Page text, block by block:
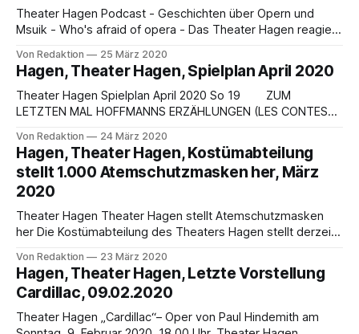
Derzeit
Theater Hagen Podcast - Geschichten über Opern und
Msuik - Who's afraid of opera - Das Theater Hagen reagiert
gehört auch ein Podcast, der jeweils in der Nacht von
Sonntag ins Netz gestellt wird. Die erste Folge erscheint am
Montag, dem
Von Redaktion 25 März 2020
Hagen, Theater Hagen, Spielplan April 2020
Theater Hagen Spielplan April 2020 So 19 ZUM
LETZTEN MAL HOFFMANNS ERZÄHLUNGEN (LES CONTES
(in französischer Sprache mit deutschen Übertexten)
15.00-17.40 Uhr · Großes Haus · 14.30 Uhr Einführung Abo
N und Freiverkauf 15-36 € PREMIERE TRANSFORMMATES
Ein digitales Metamorphosen Adventure
Von Redaktion 24 März 2020
Hagen, Theater Hagen, Kostümabteilung
stellt 1.000 Atemschutzmasken her, März
2020
Theater Hagen Theater Hagen stellt Atemschutzmasken
her Die Kostümabteilung des Theaters Hagen stellt derzeit
her. Der Kontakt ist über den Sohn einer der Schneiderinnen
zustande gekommen, der in der Klinik arbeitet. Die
Mundschutze sind aus Baumwolle, wasch- bzw. kochbar
und damit zum
Von Redaktion 23 März 2020
Hagen, Theater Hagen, Letzte Vorstellung
Cardillac, 09.02.2020
Theater Hagen „Cardillac“– Oper von Paul Hindemith am